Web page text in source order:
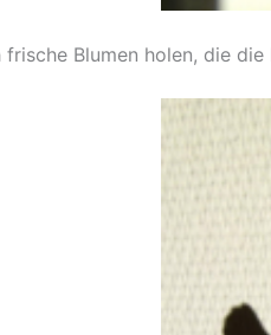
frische Blumen holen, die